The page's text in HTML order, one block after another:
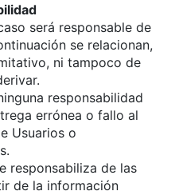
será responsable de
se relacionan,
ni tampoco de
responsabilidad
errónea o fallo al
Usuarios o
responsabiliza de las
de la información